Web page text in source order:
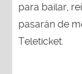
para bailar,
pasarán de
Teleticket.